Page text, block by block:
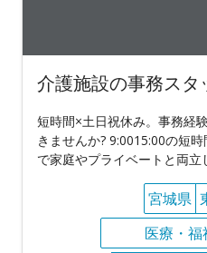
介護施設の事務スタ
短時間×土日祝休み。事務経
きませんか? 9:0015:00の短
で家庭やプライベートと両
宮城県
医療・